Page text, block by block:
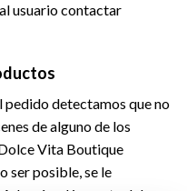
usuario contactar
pedido detectamos que no
de alguno de los
Vita Boutique
ser posible, se le